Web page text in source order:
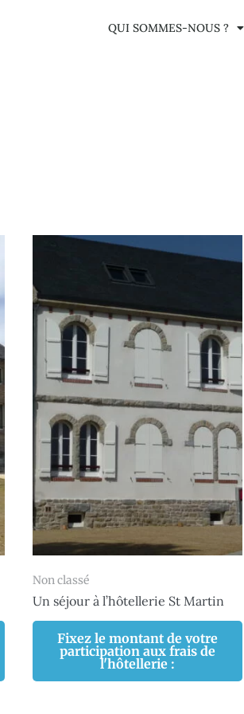
QUI SOMMES-NOUS ?
Non classé
Un séjour à l’hôtellerie St Martin
Fixez le montant de votre
participation aux frais de
l'hôtellerie :